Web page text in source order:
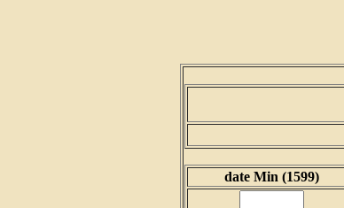
date Min (1599)